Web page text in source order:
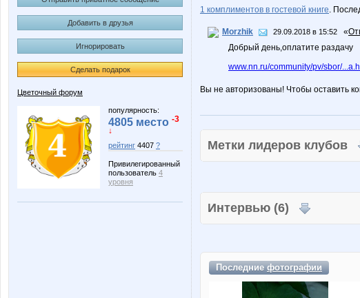
Добавить в друзья
Игнорировать
Сделать подарок
Цветочный форум
популярность:
4805 место -3
↓
рейтинг 4407 ?
Привилегированный
пользователь 4
уровня
1 комплиментов в гостевой книге.
Morzhik 29.09.2018 в 15:52 «
Добрый день,оплатите раздачу
www.nn.ru/community/pv/sbor/
Вы не авторизованы! Чтобы оставить
Метки лидеров клубов
Интервью (6)
Последниефотографии